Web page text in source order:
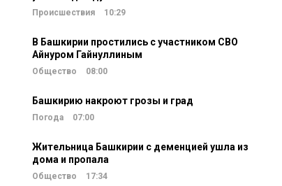
Происшествия 10:29
В Башкирии простились с участником СВО
Айнуром Гайнуллиным
Общество 08:00
Башкирию накроют грозы и град
Погода 07:00
Жительница Башкирии с деменцией ушла из
дома и пропала
Общество 17:34